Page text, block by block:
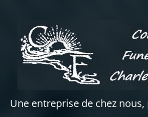
Une entreprise de chez nous,